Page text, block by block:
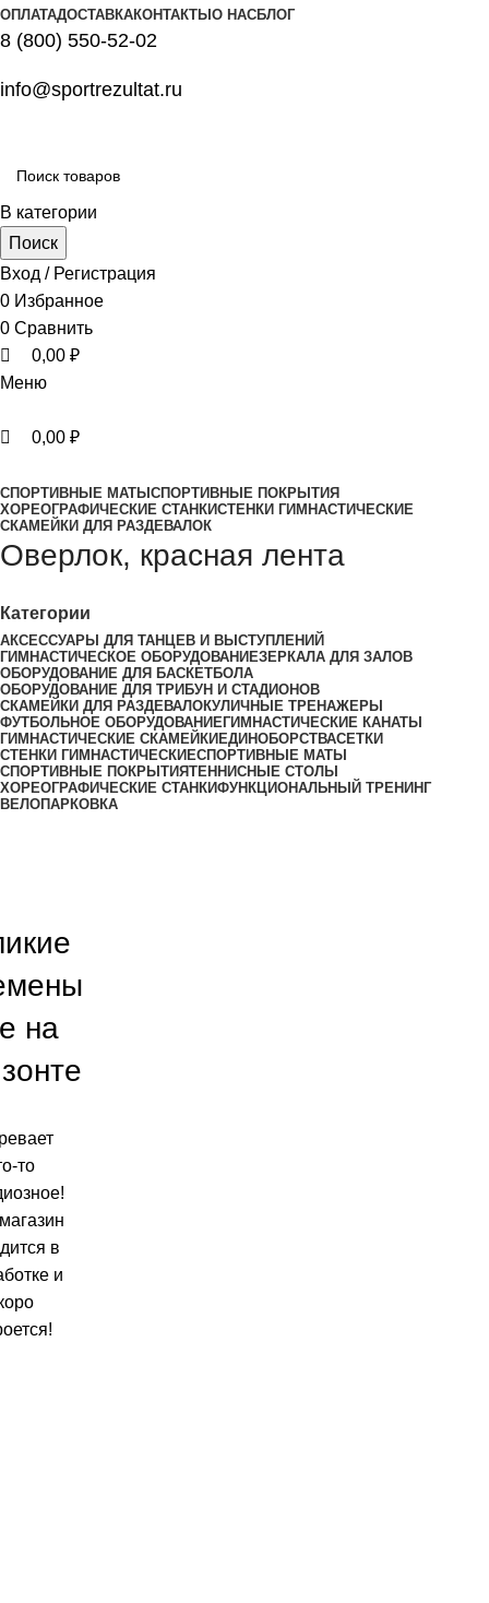
ОПЛАТАДОСТАВКАКОНТАКТЫ О НАСБЛОГ
8 (800) 550-52-02
info@sportrezultat.ru
В категории
Поиск
Вход / Регистрация
0 Избранное
0 Сравнить
0,00 ₽
Меню
0,00 ₽
СПОРТИВНЫЕ МАТЫ СПОРТИВНЫЕ ПОКРЫТИЯ
ХОРЕОГРАФИЧЕСКИЕ СТАНКИСТЕНКИ ГИМНАСТИЧЕСКИЕ
СКАМЕЙКИ ДЛЯ РАЗДЕВАЛОК
Оверлок, красная лента
Категории
АКСЕССУАРЫ ДЛЯ ТАНЦЕВ И ВЫСТУПЛЕНИЙ
ГИМНАСТИЧЕСКОЕ ОБОРУДОВАНИЕЗЕРКАЛА ДЛЯ ЗАЛОВ
ОБОРУДОВАНИЕ ДЛЯ БАСКЕТБОЛА
ОБОРУДОВАНИЕ ДЛЯ ТРИБУН И СТАДИОНОВ
СКАМЕЙКИ ДЛЯ РАЗДЕВАЛОКУЛИЧНЫЕ ТРЕНАЖЕРЫ
ФУТБОЛЬНОЕ ОБОРУДОВАНИЕГИМНАСТИЧЕСКИЕ КАНАТЫ
ГИМНАСТИЧЕСКИЕ СКАМЕЙКИ ЕДИНОБОРСТВАСЕТКИ
СТЕНКИ ГИМНАСТИЧЕСКИЕСПОРТИВНЫЕ МАТЫ
СПОРТИВНЫЕ ПОКРЫТИЯТЕННИСНЫЕ СТОЛЫ
ХОРЕОГРАФИЧЕСКИЕ СТАНКИФУНКЦИОНАЛЬНЫЙ ТРЕНИНГ
ВЕЛОПАРКОВКА
на
то
в
и